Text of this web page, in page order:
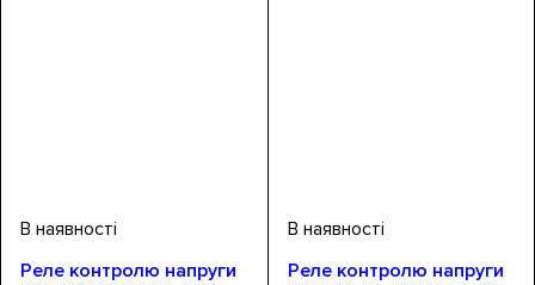
Реле контролю напруги
Реле контролю напруги